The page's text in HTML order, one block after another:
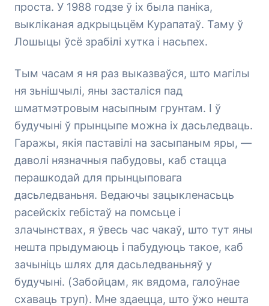
проста. У 1988 годзе ў іх была паніка,
выкліканая адкрыцьцём Курапатаў. Таму ў
Лошыцы ўсё зрабілі хутка і насьпех.
Тым часам я ня раз выказваўся, што магілы
ня зьнішчылі, яны засталіся пад
шматмэтровым насыпным грунтам. І ў
будучыні ў прынцыпе можна іх дасьледваць.
Гаражы, якія паставілі на заcыпаным яры, —
даволі нязначныя пабудовы, каб стацца
перашкодай для прынцыповага
дасьледваньня. Ведаючы зацыкленасьць
расейскіх гебістаў на помсьце і
злачынствах, я ўвесь час чакаў, што тут яны
нешта прыдумаюць і пабудуюць такое, каб
зачыніць шлях для дасьледваньняў у
будучыні. (Забойцам, як вядома, галоўнае
схаваць труп). Мне здаецца, што ўжо нешта